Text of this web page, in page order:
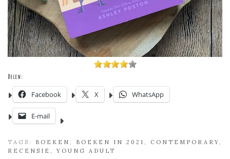
Delen:
Facebook X WhatsApp
E-mail
TAGS: BOEKEN BOEKEN IN 2021 CONTEMPORARY
RECENSIE
,YOUNG ADULT